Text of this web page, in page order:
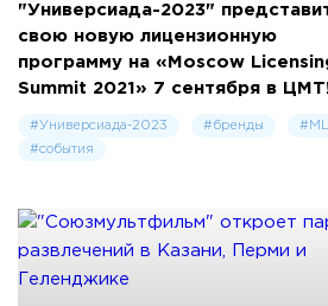
"Универсиада-2023"
свою новую лицензионную
программу на «Moscow
Summit 2021» 7 сентября в
#Универсиада-2023 #бренды
#события